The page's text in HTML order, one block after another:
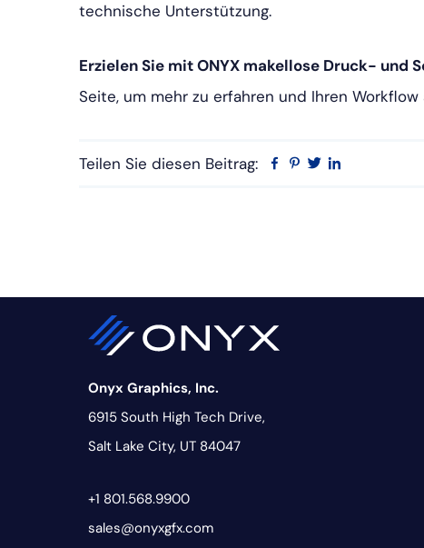
technische Unterstützung.
Erzielen Sie mit ONYX makellose Druck- und
Seite, um mehr zu erfahren und Ihren
Teilen Sie diesen Beitrag: Facebook
Pinterest
Twitter
Onyx Graphics, Inc.
6915 South High Tech Drive,
Salt Lake City, UT 84047
+1 801.568.9900
sales@onyxgfx.com